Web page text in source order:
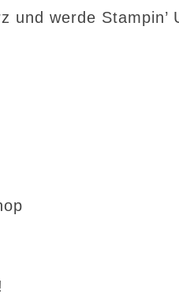
und werde Stampin’